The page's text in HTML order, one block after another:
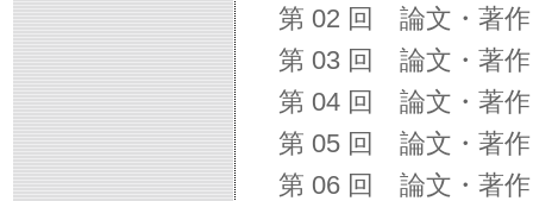
第 02 回 論文・著
第 03 回 論文・著
第 04 回 論文・著
第 05 回 論文・著
第 06 回 論文・著